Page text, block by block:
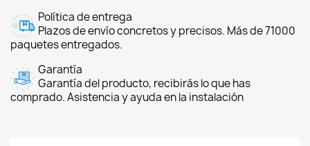
Política de entrega
Plazos de envío concretos y precisos. Más de 71000
paquetes entregados.
Garantía
Garantía del producto, recibirás lo que has
comprado. Asistencia y ayuda en la instalación